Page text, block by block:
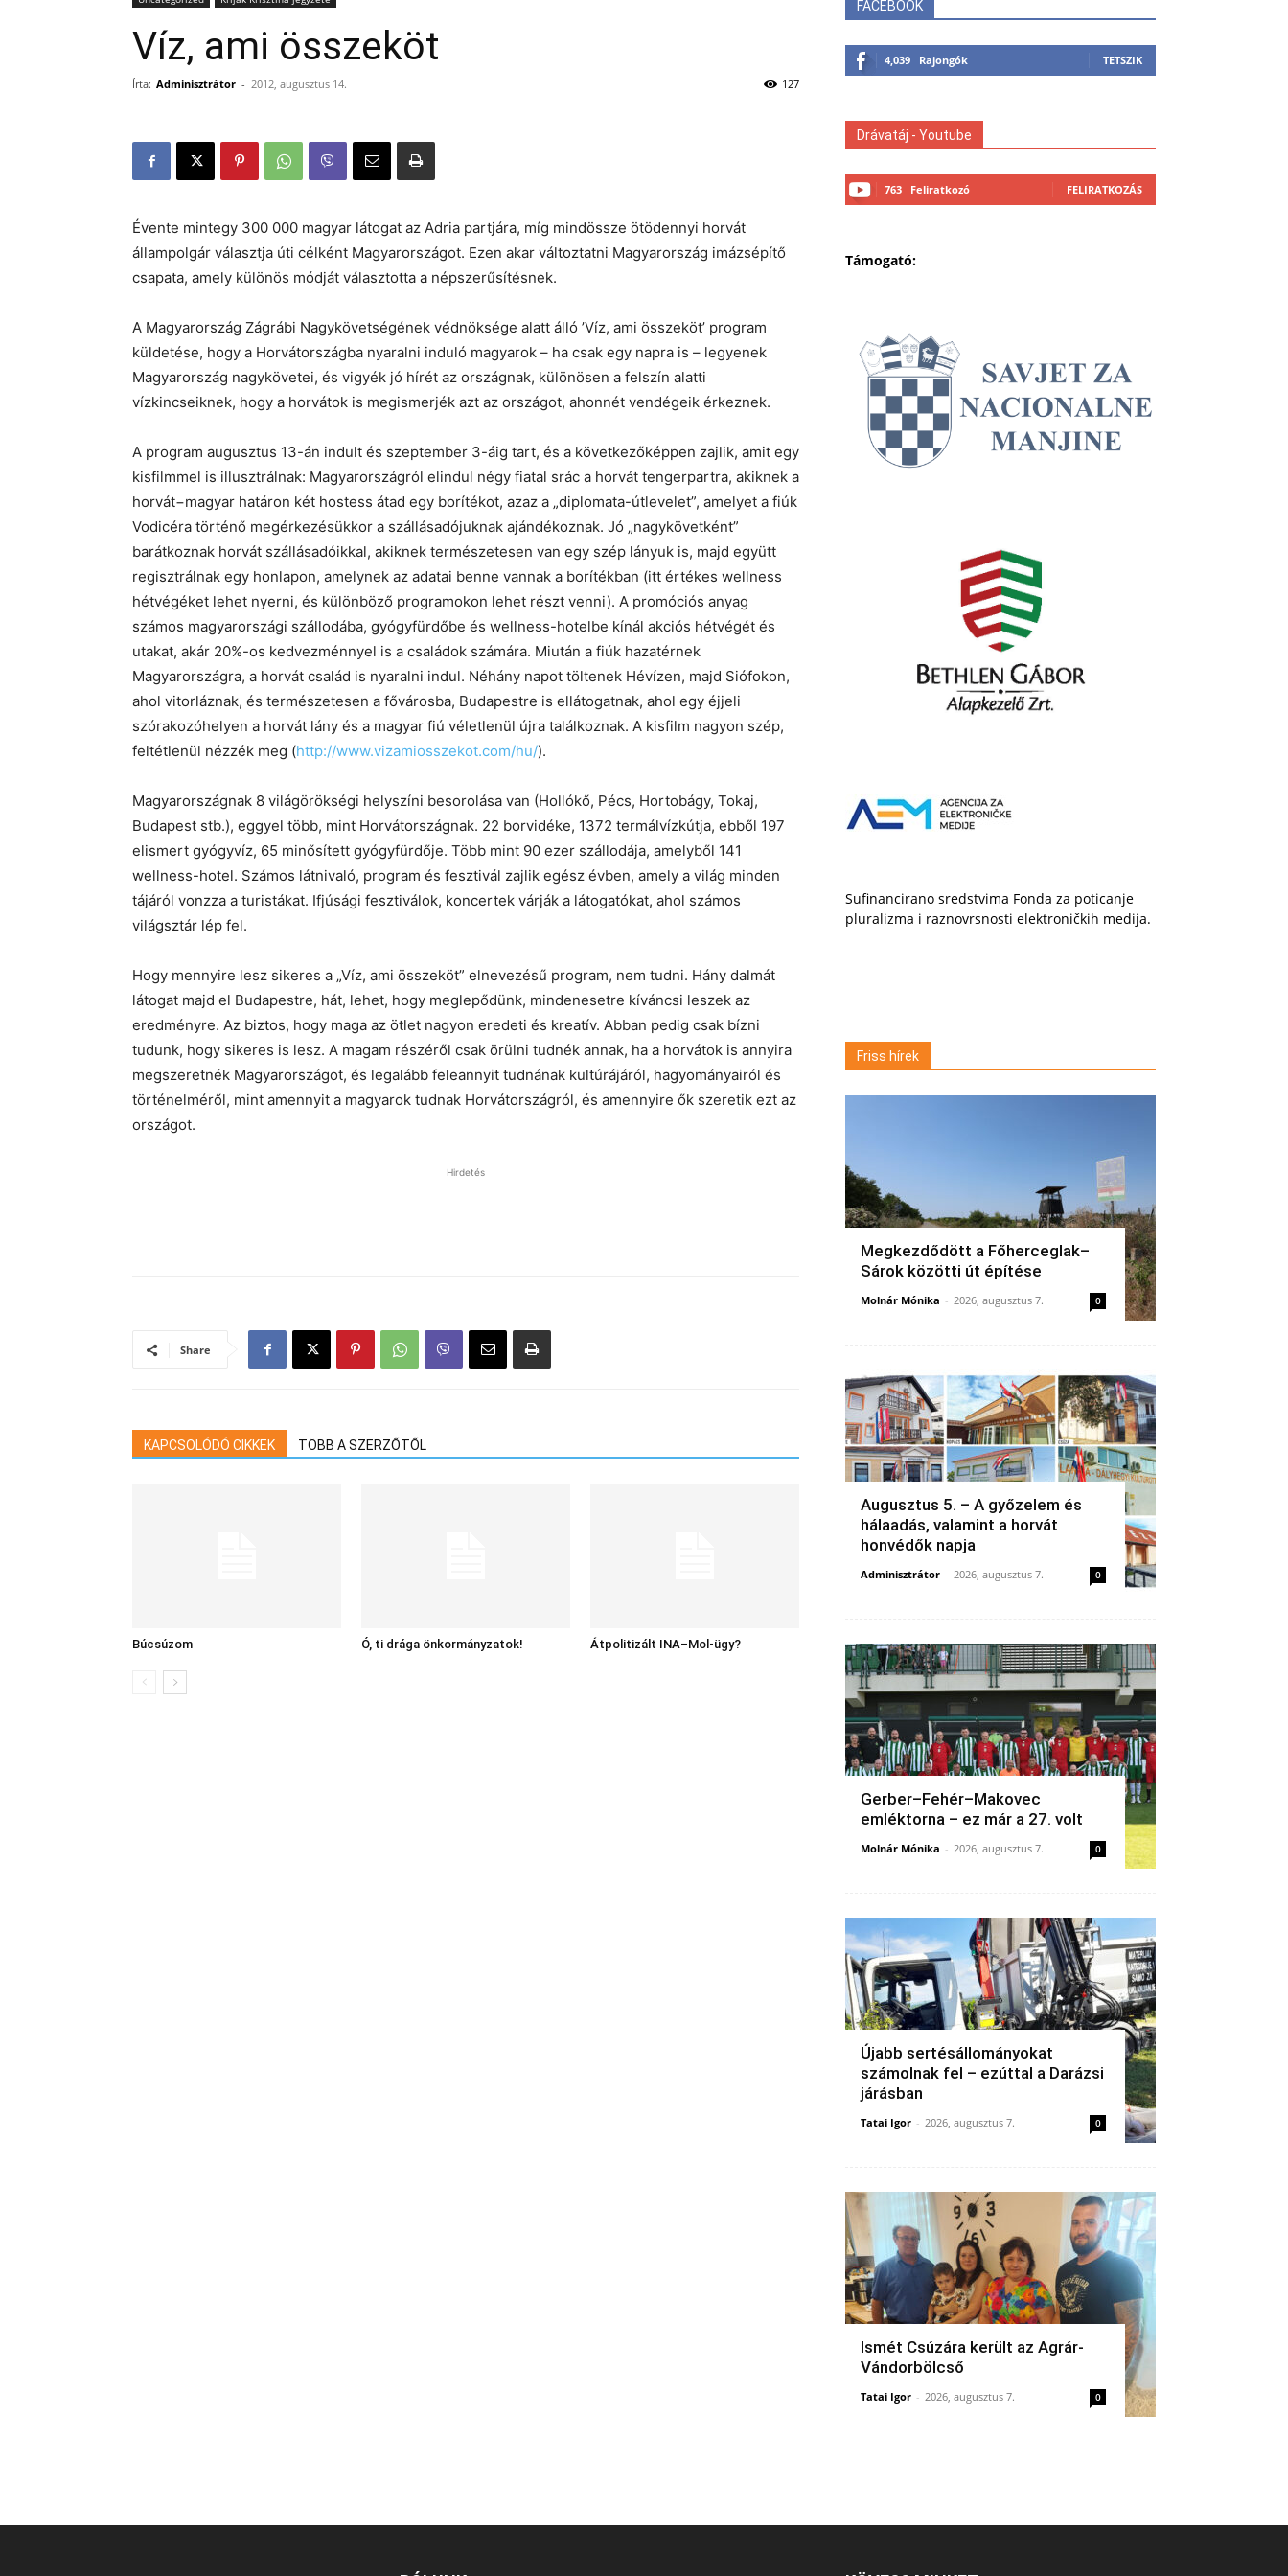
Víz, ami összeköt
Írta: Adminisztrátor - 2012, augusztus 14. 127
Évente mintegy 300 000 magyar látogat az Adria partjára, míg mindössze ötödennyi horvát
állampolgár választja úti célként Magyarországot. Ezen akar változtatni Magyarország imázsépítő
csapata, amely különös módját választotta a népszerűsítésnek.
A Magyarország Zágrábi Nagykövetségének védnöksége alatt álló ’Víz, ami összeköt’ program
küldetése, hogy a Horvátországba nyaralni induló magyarok – ha csak egy napra is – legyenek
Magyarország nagykövetei, és vigyék jó hírét az országnak, különösen a felszín alatti
vízkincseiknek, hogy a horvátok is megismerjék azt az országot, ahonnét vendégeik érkeznek.
A program augusztus 13-án indult és szeptember 3-áig tart, és a következőképpen zajlik, amit egy
kisfilmmel is illusztrálnak: Magyarországról elindul négy fiatal srác a horvát tengerpartra, akiknek a
horvát−magyar határon két hostess átad egy borítékot, azaz a „diplomata-útlevelet”, amelyet a fiúk
Vodicéra történő megérkezésükkor a szállásadójuknak ajándékoznak. Jó „nagykövetként”
barátkoznak horvát szállásadóikkal, akiknek természetesen van egy szép lányuk is, majd együtt
regisztrálnak egy honlapon, amelynek az adatai benne vannak a borítékban (itt értékes wellness
hétvégéket lehet nyerni, és különböző programokon lehet részt venni). A promóciós anyag
számos magyarországi szállodába, gyógyfürdőbe és wellness-hotelbe kínál akciós hétvégét és
utakat, akár 20%-os kedvezménnyel is a családok számára. Miután a fiúk hazatérnek
Magyarországra, a horvát család is nyaralni indul. Néhány napot töltenek Hévízen, majd Siófokon,
ahol vitorláznak, és természetesen a fővárosba, Budapestre is ellátogatnak, ahol egy éjjeli
szórakozóhelyen a horvát lány és a magyar fiú véletlenül újra találkoznak. A kisfilm nagyon szép,
feltétlenül nézzék meg (http://www.vizamiosszekot.com/hu/).
Magyarországnak 8 világörökségi helyszíni besorolása van (Hollókő, Pécs, Hortobágy, Tokaj,
Budapest stb.), eggyel több, mint Horvátországnak. 22 borvidéke, 1372 termálvízkútja, ebből 197
elismert gyógyvíz, 65 minősített gyógyfürdője. Több mint 90 ezer szállodája, amelyből 141
wellness-hotel. Számos látnivaló, program és fesztivál zajlik egész évben, amely a világ minden
tájáról vonzza a turistákat. Ifjúsági fesztiválok, koncertek várják a látogatókat, ahol számos
világsztár lép fel.
Hogy mennyire lesz sikeres a „Víz, ami összeköt” elnevezésű program, nem tudni. Hány dalmát
látogat majd el Budapestre, hát, lehet, hogy meglepődünk, mindenesetre kíváncsi leszek az
eredményre. Az biztos, hogy maga az ötlet nagyon eredeti és kreatív. Abban pedig csak bízni
tudunk, hogy sikeres is lesz. A magam részéről csak örülni tudnék annak, ha a horvátok is annyira
megszeretnék Magyarországot, és legalább feleannyit tudnának kultúrájáról, hagyományairól és
történelméről, mint amennyit a magyarok tudnak Horvátországról, és amennyire ők szeretik ezt az
országot.
Hirdetés
Share
KAPCSOLÓDÓ CIKKEK TÖBB A SZERZŐTŐL
Búcsúzom Ó, ti drága önkormányzatok! Átpolitizált INA–Mol-ügy?
FACEBOOK
4,039 Rajongók TETSZIK
Drávatáj - Youtube
763 Feliratkozó FELIRATKOZÁS
Támogató:
Sufinancirano sredstvima Fonda za poticanje
pluralizma i raznovrsnosti elektroničkih medija.
Friss hírek
Megkezdődött a Főherceglak–
Sárok közötti út építése
Molnár Mónika - 2026, augusztus 7. 0
Augusztus 5. – A győzelem és
hálaadás, valamint a horvát
honvédők napja
Adminisztrátor - 2026, augusztus 7. 0
Gerber–Fehér–Makovec
emléktorna – ez már a 27. volt
Molnár Mónika - 2026, augusztus 7. 0
Újabb sertésállományokat
számolnak fel – ezúttal a Darázsi
járásban
Tatai Igor - 2026, augusztus 7. 0
Ismét Csúzára került az Agrár-
Vándorbölcső
Tatai Igor - 2026, augusztus 7. 0